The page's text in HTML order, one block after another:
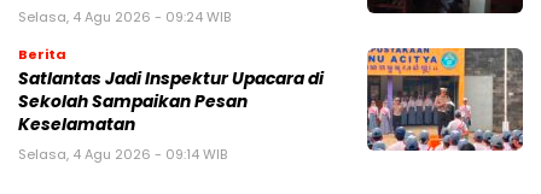
Selasa, 4 Agu 2026 - 09:24 WIB
Berita
Satlantas Jadi Inspektur Upacara di
Sekolah Sampaikan Pesan
Keselamatan
Selasa, 4 Agu 2026 - 09:14 WIB